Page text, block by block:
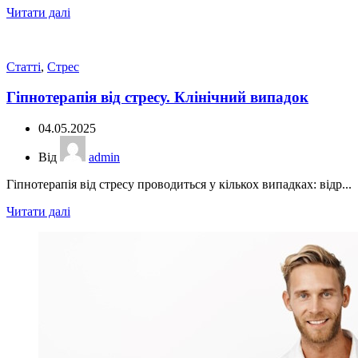
Читати далі
Статті, Стрес
Гіпнотерапія від стресу. Клінічний випадок
04.05.2025
Від
admin
Гіпнотерапія від стресу проводиться у кількох випадках: відр...
Читати далі